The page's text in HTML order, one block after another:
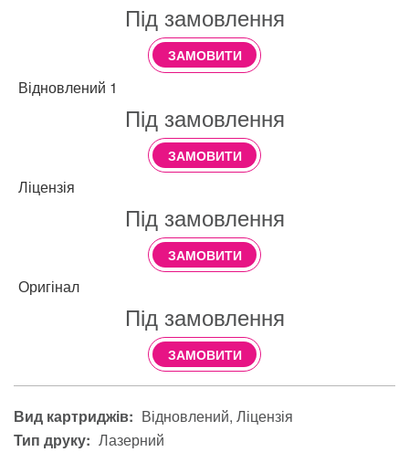
Під замовлення
ЗАМОВИТИ
Відновлений 1
Під замовлення
ЗАМОВИТИ
Ліцензія
Під замовлення
ЗАМОВИТИ
Оригінал
Під замовлення
ЗАМОВИТИ
Вид картриджів: Відновлений Ліцензія
Тип друку: Лазерний